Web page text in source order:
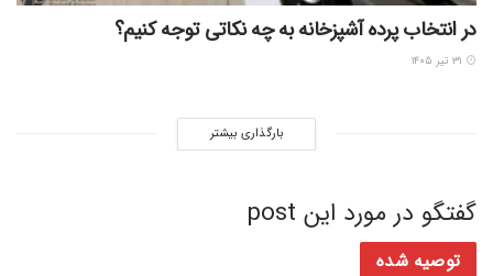
در انتخاب پرده آشپزخانه به چه نکاتی توجه کنیم؟
بارگذاری بیشتر
گفتگو در مورد این post
توصیه شده